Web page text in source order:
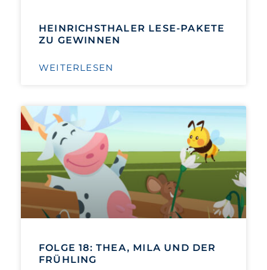
HEINRICHSTHALER LESE-PAKETE
ZU GEWINNEN
WEITERLESEN
FOLGE 18: THEA, MILA UND DER
FRÜHLING